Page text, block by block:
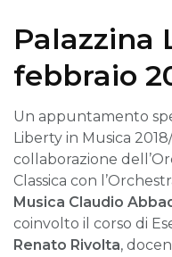
Palazzina
febbraio
Un appuntamento
Liberty in Musica
collaborazione
Classica con
Musica Claudio
coinvolto il corso di
Renato Rivolta,